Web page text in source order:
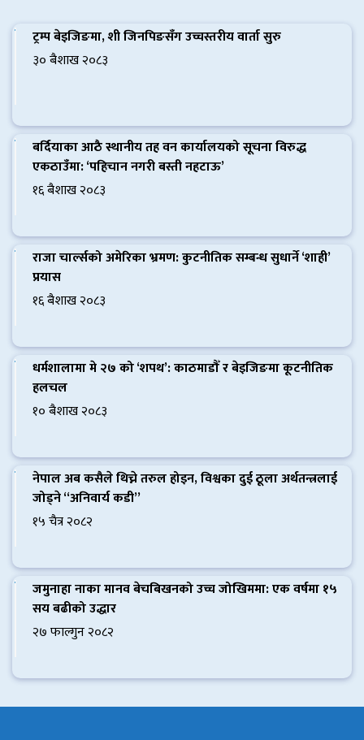
ट्रम्प बेइजिङमा, शी जिनपिङसँग उच्चस्तरीय वार्ता सुरु
३० बैशाख २०८३
बर्दियाका आठै स्थानीय तह वन कार्यालयको सूचना विरुद्ध
एकठाउँमा: ‘पहिचान नगरी बस्ती नहटाऊ’
१६ बैशाख २०८३
राजा चार्ल्सको अमेरिका भ्रमण: कुटनीतिक सम्बन्ध सुधार्ने ‘शाही’
प्रयास
१६ बैशाख २०८३
धर्मशालामा मे २७ को ‘शपथ’: काठमाडौँ र बेइजिङमा कूटनीतिक
हलचल
१० बैशाख २०८३
नेपाल अब कसैले थिच्ने तरुल होइन, विश्वका दुई ठूला अर्थतन्त्रलाई
जोड्ने “अनिवार्य कडी”
१५ चैत्र २०८२
जमुनाहा नाका मानव बेचबिखनको उच्च जोखिममा: एक वर्षमा १५
सय बढीको उद्धार
२७ फाल्गुन २०८२